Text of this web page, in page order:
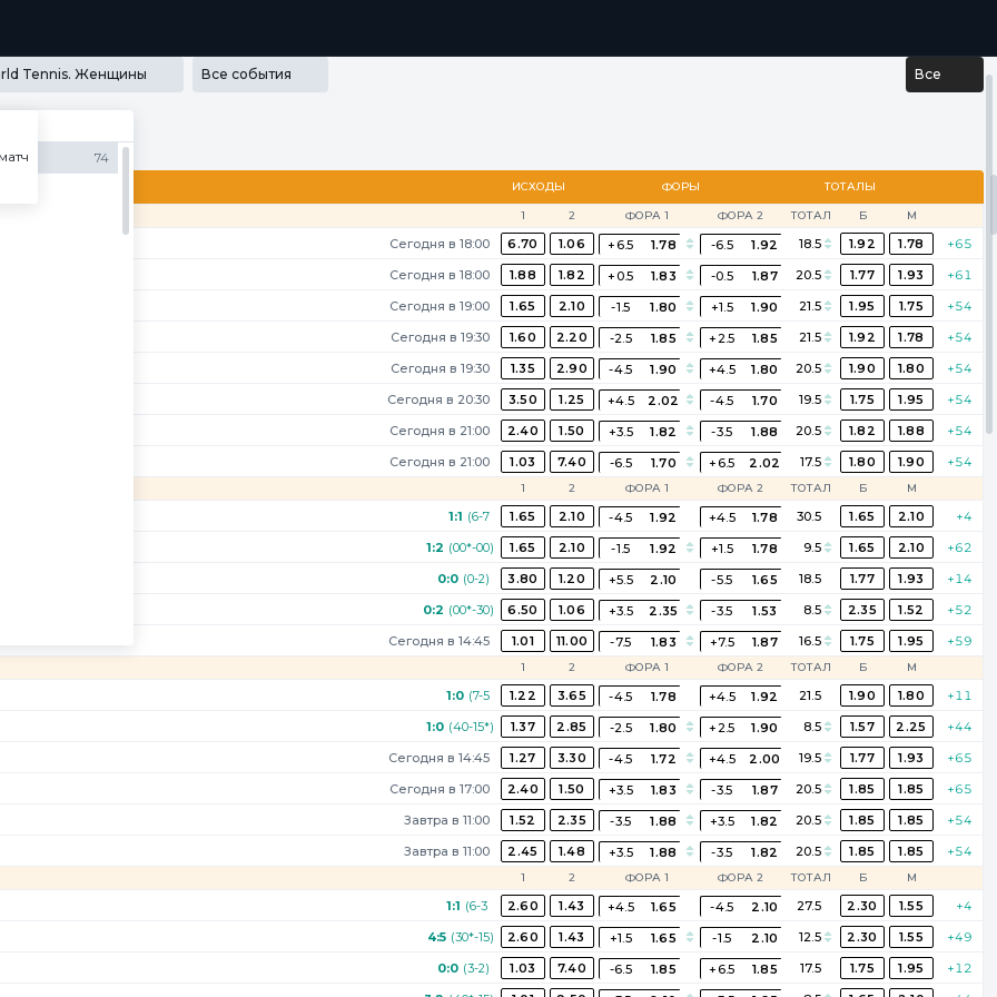
ЛОЯЛЬНОСТИ
Tennis. Женщины Все события Все
ИСХОДЫ ФОРЫ
ТОТАЛЫ
1 2 ФОРА 1 ФОРА 2 ТОТАЛ Б М
Сегодня в 18:00 6.70 1.06 +6.5 1.78 -6.5 1.92 18.5 1.92 1.78
+65
Сегодня в 18:00 1.88 1.82 +0.5 1.83 -0.5 1.87 20.5 1.77 1.93
+61
Сегодня в 19:00 1.65 2.10 -1.5 1.80 +1.5 1.90 21.5 1.95 1.75
+54
Сегодня в 19:30 1.60 2.20 -2.5 1.85 +2.5 1.85 21.5 1.92 1.78
+54
Сегодня в 19:30 1.35 2.90 -4.5 1.90 +4.5 1.80 20.5 1.90 1.80
+54
Сегодня в 20:30 3.50 1.25 +4.5 2.02 -4.5 1.70 19.5 1.75 1.95
+54
Сегодня в 21:00 2.40 1.50 +3.5 1.82 -3.5 1.88 20.5 1.82 1.88
+54
Сегодня в 21:00 1.03 7.40 -6.5 1.70 +6.5 2.02 17.5 1.80 1.90 +54
1 2 ФОРА 1 ФОРА 2 ТОТАЛ Б М
1:1 (6-7
1-2)
1.65 2.10 -4.5 1.92 +4.5 1.78 30.5 1.65 2.10
+4
1:2 (00*-00) 1.65 2.10 -1.5 1.92 +1.5 1.78 9.5 1.65 2.10
+62
0:0 (0-2) 3.80 1.20 +5.5 2.10 -5.5 1.65 18.5 1.77 1.93
+14
0:2 (00*-30) 6.50 1.06 +3.5 2.35 -3.5 1.53 8.5 2.35 1.52
+52
Сегодня в 14:45 1.01 11.00 -7.5 1.83 +7.5 1.87 16.5 1.75 1.95 +59
1 2 ФОРА 1 ФОРА 2 ТОТАЛ Б М
1:0 (7-5
1.22 3.65 -4.5 1.78 +4.5 1.92 21.5 1.90 1.80
+11
1:0 (40-15*) 1.37 2.85 -2.5 1.80 +2.5 1.90 8.5 1.57 2.25
+44
Сегодня в 14:45 1.27 3.30 -4.5 1.72 +4.5 2.00 19.5 1.77 1.93
+65
Сегодня в 17:00 2.40 1.50 +3.5 1.83 -3.5 1.87 20.5 1.85 1.85
+65
Завтра в 11:00 1.52 2.35 -3.5 1.88 +3.5 1.82 20.5 1.85 1.85
+54
Завтра в 11:00 2.45 1.48 +3.5 1.88 -3.5 1.82 20.5 1.85 1.85 +54
1 2 ФОРА 1 ФОРА 2 ТОТАЛ Б М
1:1 (6-3
4-5)
2.60 1.43 +4.5 1.65 -4.5 2.10 27.5 2.30 1.55
+4
4:5 (30*-15) 2.60 1.43 +1.5 1.65 -1.5 2.10 12.5 2.30 1.55
+49
0:0 (3-2) 1.03 7.40 -6.5 1.85 +6.5 1.85 17.5 1.75 1.95
+12
74